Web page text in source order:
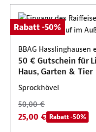
Rabatt -50%
BBAG Hasslinghausen
50 € Gutschein für
Haus, Garten & Tier
Sprockhövel
50,00 €
25,00 € Rabatt -50%